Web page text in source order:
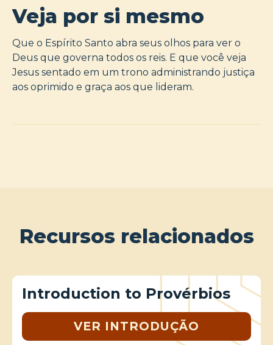
Veja por si mesmo
Que o Espírito Santo abra seus olhos para ver o
Deus que governa todos os reis. E que você veja
Jesus sentado em um trono administrando justiça
aos oprimido e graça aos que lideram.
Recursos relacionados
Introduction to Provérbios
VER INTRODUÇÃO